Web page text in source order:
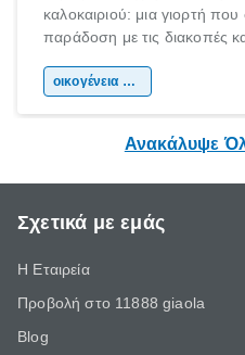
καλοκαιριού: μια γιορτή που
παράδοση με τις διακοπές
χώρας. Είτε πρόκειται για
οικογένεια & παιδί
Ανακάλυψε
Σχετικά με εμάς
Η Εταιρεία
Προβολή στο 11888 giaola
Blog